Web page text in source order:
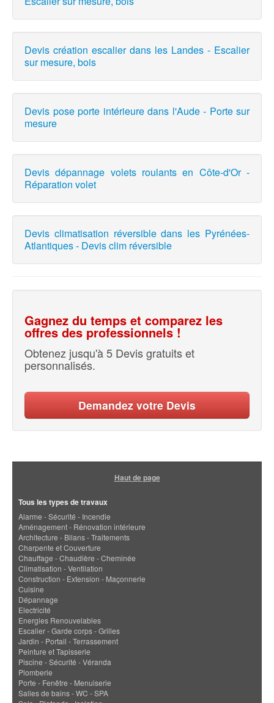
Devis création escalier dans les Landes - Escalier
sur mesure, bois
Devis pose porte intérieure dans l'Aude - Porte sur
mesure
Devis dépannage volets roulants en Côte-d'Or -
Réparation volet
Devis climatisation réversible dans les Pyrénées-
Atlantiques - Devis clim réversible
Gagnez du temps et comparez les
offres des professionnels !
Obtenez jusqu'à 5 Devis gratuits et
personnalisés.
Demandez votre Devis
Haut de page
Tous les types de travaux
Alarme - Sécurité - Incendie
Aménagement - Rénovation intérieure
Architecture - Bilans - Traitements
Charpente et Couverture
Chauffage - Chaudière - Cheminée
Climatisation - Ventilation
Construction - Extension - Maçonnerie
Cuisine
Dépannage
Electricité
Energies Renouvelables
Escalier - Garde corps - Grilles
Jardin - Portail - Terrassement
Peinture et Tapisserie
Piscine - Sécurité - Véranda
Plomberie
Porte - Fenêtre - Menuiserie
Salles de bains - WC - SPA